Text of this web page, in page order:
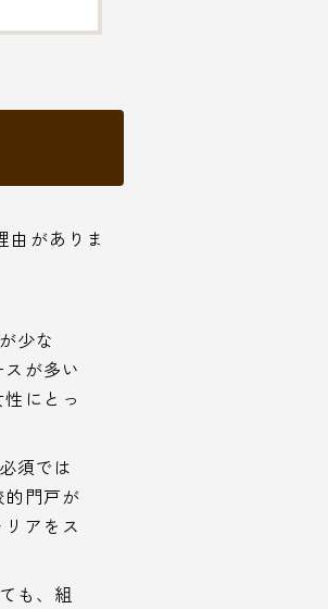
由がありま
少な
が多い
にとっ
須では
門戸が
アをス
も、組